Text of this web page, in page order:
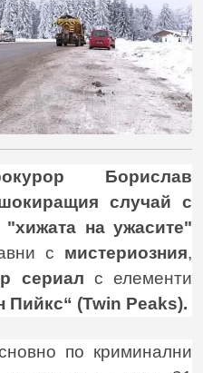
Борислав
случай с
на ужасите"
с мистериозния,
сериал с елементи
Пийкс“ (Twin Peaks).
по криминални